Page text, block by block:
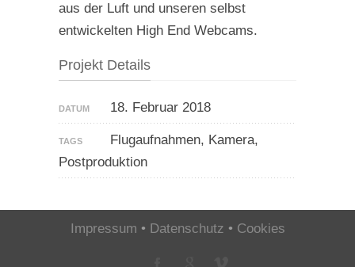
aus der Luft und unseren selbst
entwickelten High End Webcams.
Projekt Details
DATUM 18. Februar 2018
TAGS
Flugaufnahmen, Kamera,
Postproduktion
Impressum • Datenschutz • Cookies